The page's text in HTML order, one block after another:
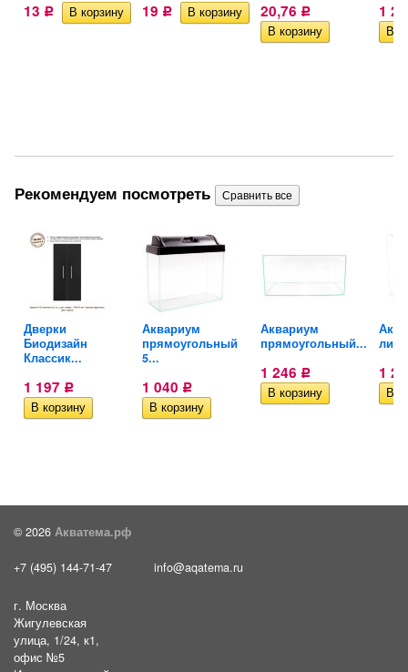
13 Р 19 Р 20,76 Р 1
Рекомендуем посмотреть
Дверки
Биодизайн
Классик...
1 197 Р
Аквариум
прямоугольный
5...
1 040 Р
Аквариум
прямоугольный...
1 246 Р 1
© 2026 Акватема.рф
+7 (495) 144-71-47 info@aqatema.ru
г. Москва
Жигулевская
улица, 1/24, к1,
офис №5